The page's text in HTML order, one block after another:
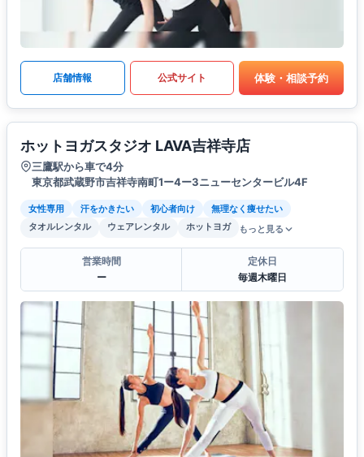
店舗情報 公式サイト 体験・相談予約
ホットヨガスタジオ LAVA吉祥寺店
三鷹駅から車で4分
東京都武蔵野市吉祥寺南町1ー4ー3ニューセンタービル4F
女性専用 汗をかきたい 初心者向け
無理なく痩せたい
タオルレンタル
ウェアレンタル ホットヨガ もっと見る
営業時間
ー
定休日
毎週木曜日